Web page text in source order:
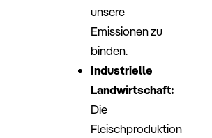
unsere
Emissionen zu
binden.
Industrielle
Landwirtschaft:
Die
Fleischproduktion